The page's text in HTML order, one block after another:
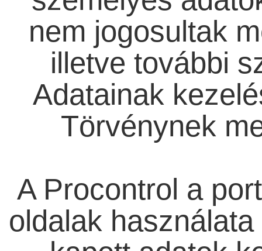
nem jogosultak
illetve további
Adatainak
Törvénynek
A Procontrol a
oldalak